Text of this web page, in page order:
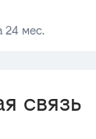
24 мес.
связь